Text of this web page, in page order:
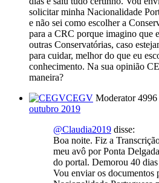
solicitar minha Nacionalidade
e não sei como escolher a
para a CRC porque imagino que
outras Conservatórias, caso
para cuidar, melhor do que eu
conhecimento. Na sua opinião
maneira?
CEGV Moderator 4996
outubro 2019
@Claudia2019 disse:
Boa noite. Fiz a
meu avô por Ponta
do portal. Demorou 40
Vou enviar os documentos